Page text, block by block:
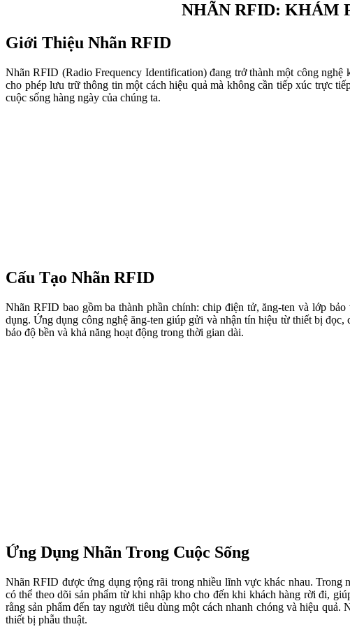
NHÃN RFID: KHÁM
Giới Thiệu Nhãn RFID
Nhãn RFID (Radio Frequency Identification) đang trở thành một công
cho phép lưu trữ thông tin một cách hiệu quả mà không cần tiếp xúc trực
cuộc sống hàng ngày của chúng ta.
Lợi Ích Khi Sử Dụng Nhãn RFID
Việc áp dụng nhãn RFID trong các hoạt động quản lý và sản xuất không
Tăng cường hiệu quả quản lý: Nhãn RFID giúp doanh nghiệp theo dõi
Tiết kiệm thời gian: Quy trình quét và thanh toán diễn ra nhanh
Giảm thiểu rủi ro mất mát: Nhờ vào khả năng theo dõi liên tục, nhãn